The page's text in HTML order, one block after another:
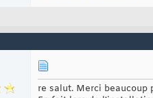
re salut. Merci beaucoup